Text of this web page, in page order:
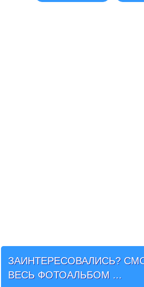
ЗАИНТЕРЕСОВАЛИСЬ?
ВЕСЬ ФОТОАЛЬБОМ ...